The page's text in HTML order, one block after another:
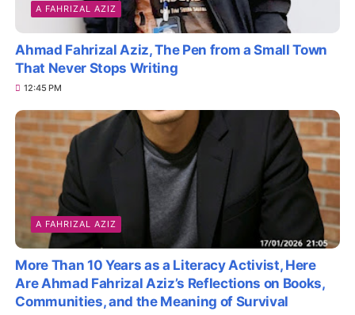
A FAHRIZAL AZIZ
Ahmad Fahrizal Aziz, The Pen from a Small Town
That Never Stops Writing
12:45 PM
A FAHRIZAL AZIZ
More Than 10 Years as a Literacy Activist, Here
Are Ahmad Fahrizal Aziz’s Reflections on Books,
Communities, and the Meaning of Survival